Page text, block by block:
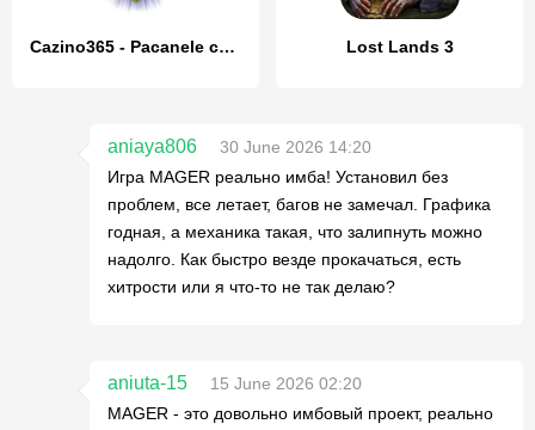
Cazino365 - Pacanele cu 77777 Lost Lands 3
aniaya806
30 June 2026 14:20
Игра MAGER реально имба! Установил без
проблем, все летает, багов не замечал. Графика
годная, а механика такая, что залипнуть можно
надолго. Как быстро везде прокачаться, есть
хитрости или я что-то не так делаю?
aniuta-15
15 June 2026 02:20
МAGER - это довольно имбовый проект, реально